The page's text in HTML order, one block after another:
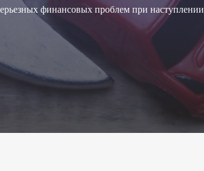
финансовых проблем при наступлении